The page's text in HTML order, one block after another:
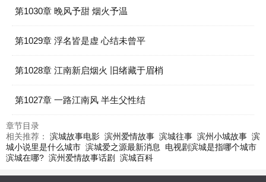
第1030章 晚风予甜 烟火予温
第1029章 浮名皆是虚 心结未曾平
第1028章 江南新启烟火 旧绪藏于眉梢
第1027章 一路江南风 半生父性结
章节目录
相关推荐： 滨城故事电影 滨州爱情故事 滨城往事 滨州小城故事 滨
城小说里是什么城市 滨城爱之源最新消息
电视剧滨城是指哪个城市
滨城在哪? 滨州爱情故事话剧 滨城百科